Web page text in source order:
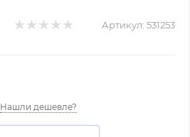
Артикул: 531253
Нашли дешевле?